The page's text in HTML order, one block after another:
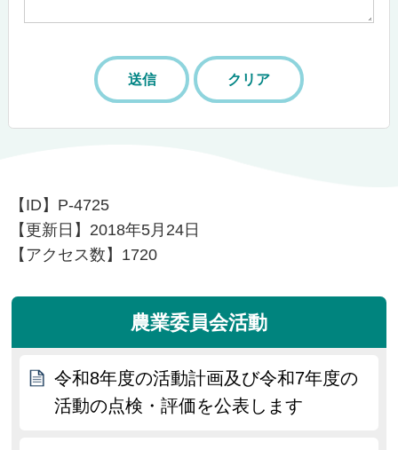
【ID】 P-4725
【更新日】 2018年5月24日
【アクセス数】 1720
農業委員会活動
令和8年度の活動計画及び令和7年度の
活動の点検・評価を公表します